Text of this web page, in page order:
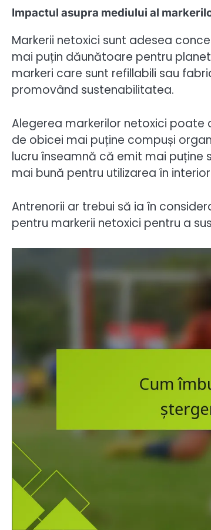
Impactul asupra mediului al
Markerii netoxici sunt adesea
mai puțin dăunătoare pentru
markeri care sunt refillabili sau
promovând sustenabilitatea.
Alegerea markerilor netoxici
de obicei mai puține compuși
lucru înseamnă că emit mai
mai bună pentru utilizarea în
Antrenorii ar trebui să ia în
pentru markerii netoxici pentru a